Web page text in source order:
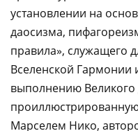
установлении на
даосизма,
правила», служащего
Вселенской Гармонии
выполнению Великого
Марселем Нико,